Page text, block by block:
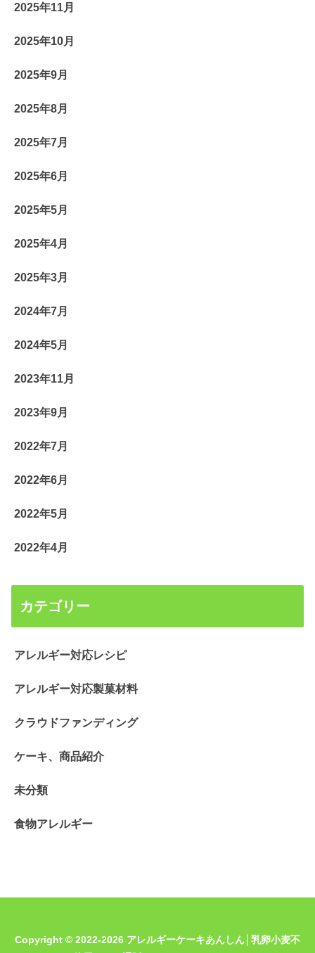
2025年11月
2025年10月
2025年9月
2025年8月
2025年7月
2025年6月
2025年5月
2025年4月
2025年3月
2024年7月
2024年5月
2023年11月
2023年9月
2022年7月
2022年6月
2022年5月
2022年4月
カテゴリー
アレルギー対応レシピ
アレルギー対応製菓材料
クラウドファンディング
ケーキ、商品紹介
未分類
食物アレルギー
Copyright © 2022-2026 アレルギーケーキあんしん│乳卵小麦不